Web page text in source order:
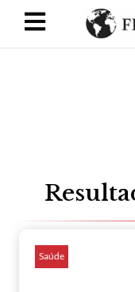
Saúde